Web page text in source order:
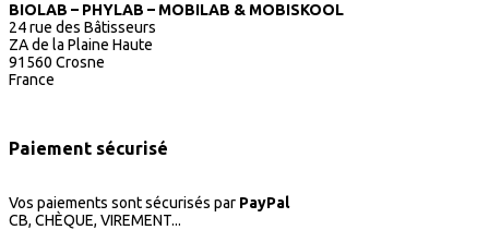
BIOLAB – PHYLAB – MOBILAB & MOBISKOOL
24 rue des Bâtisseurs
ZA de la Plaine Haute
91560 Crosne
France
Paiement sécurisé
Vos paiements sont sécurisés par PayPal
CB, CHÈQUE, VIREMENT...